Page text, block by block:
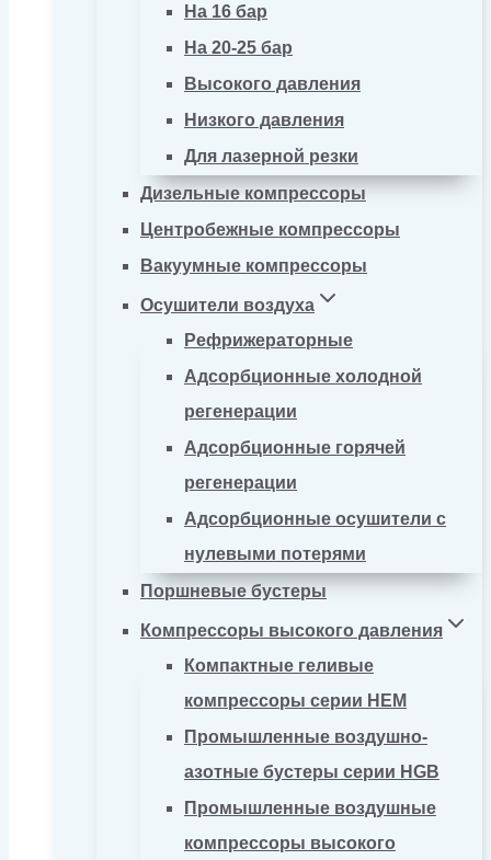
На 16 бар
На 20-25 бар
Высокого давления
Низкого давления
Для лазерной резки
Дизельные компрессоры
Центробежные компрессоры
Вакуумные компрессоры
Осушители воздуха
Рефрижераторные
Адсорбционные холодной
регенерации
Адсорбционные горячей
регенерации
Адсорбционные осушители с
нулевыми потерями
Поршневые бустеры
Компрессоры высокого давления
Компактные геливые
компрессоры серии HEM
Промышленные воздушно-
азотные бустеры серии HGB
Промышленные воздушные
компрессоры высокого